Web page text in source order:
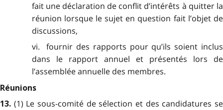
fait une déclaration de conflit d’intérêts à quitter la
réunion lorsque le sujet en question fait l’objet de
discussions,
vi. fournir des rapports pour qu’ils soient inclus
dans le rapport annuel et présentés lors de
l’assemblée annuelle des membres.
Réunions
13. (1) Le sous-comité de sélection et des candidatures se